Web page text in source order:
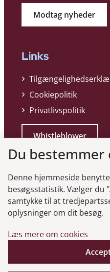
Modtag nyheder
Links
Cookiepolitik
Privatlivspolitik
Whistleblower
Genveje
Gå til
Gå til
Du bestemmer
Denne hjemmeside
besøgsstatistik. Vælger du
samtykke til at
oplysninger om dit besøg.
Læs mere om cookies